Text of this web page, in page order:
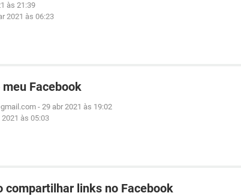
às 21:39
2021 às 06:23
Facebook
- 29 abr 2021 às 19:02
2021 às 05:03
compartilhar links no Facebook